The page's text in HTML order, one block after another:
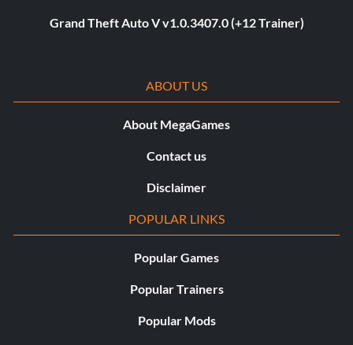
Grand Theft Auto V v1.0.3407.0 (+12 Trainer)
ABOUT US
About MegaGames
Contact us
Disclaimer
POPULAR LINKS
Popular Games
Popular Trainers
Popular Mods